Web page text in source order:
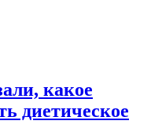
какое
диетическое